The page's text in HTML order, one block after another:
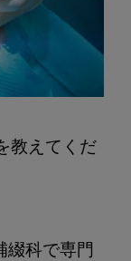
教えてくだ
綴科で専門